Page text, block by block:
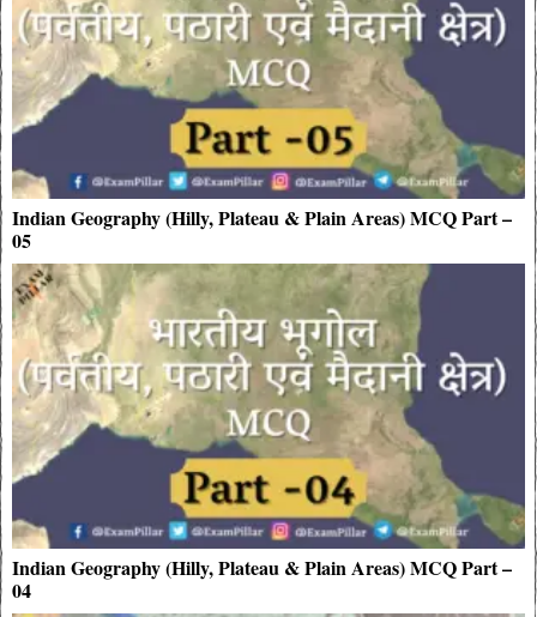
Indian Geography (Hilly, Plateau & Plain Areas) MCQ Part –
05
Indian Geography (Hilly, Plateau & Plain Areas) MCQ Part –
04